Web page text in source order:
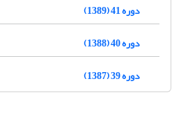
دوره 41 (1389)
دوره 40 (1388)
دوره 39 (1387)